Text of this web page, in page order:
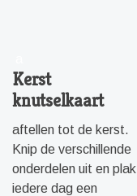
Kerst
knutselkaart
aftellen tot de kerst.
Knip de verschillende
onderdelen uit en plak
iedere dag een